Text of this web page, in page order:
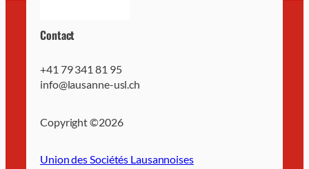
Contact
+41 79 341 81 95
info@lausanne-usl.ch
Copyright ©2026
Union des Sociétés Lausannoises